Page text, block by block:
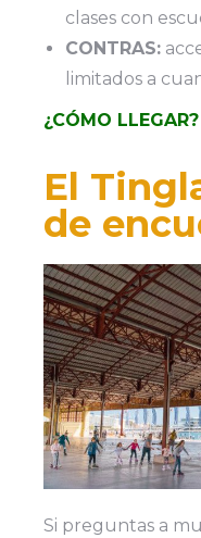
clases con
CONTRAS:
limitados a
¿CÓMO
El
de
Si preguntas a